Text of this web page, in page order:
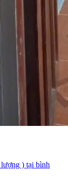
) tại bình